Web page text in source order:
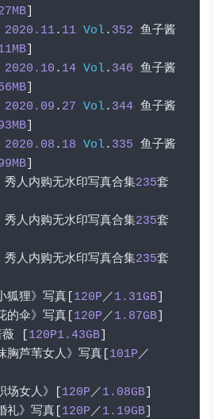
]
2020.11. 11 Vol. 352 鱼子酱
]
2020.10 . 14 Vol. 346 鱼子酱
]
2020.09 . 27 Vol. 344 鱼子酱
]
2020.08 . 18 Vol. 335 鱼子酱
]
秀人内购无水印写真合集235套
秀人内购无水印写真合集235套
秀人内购无水印写真合集235套
狐狸》写真[ 120P／1.31GB]
的伞》写真[ 120P／1.87GB]
120P1.43GB]
胸芦苇女人》写真[ 101P／
场女人》[ 120P／1.08GB]
礼》写真[ 120P／1.19GB]